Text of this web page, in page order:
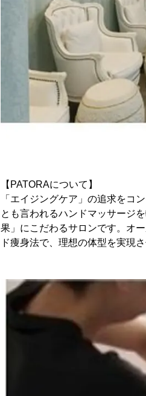
【PATORAについて】
「エイジングケア」の追求をコ
とも言われるハンドマッサージ
果」にこだわるサロンです。オ
ド痩身法で、理想の体型を実現